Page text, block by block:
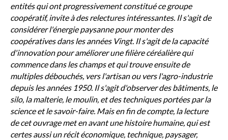
entités qui ont progressivement constitué ce groupe
coopératif, invite à des relectures intéressantes. Il s'agit de
considérer l'énergie paysanne pour monter des
coopératives dans les années Vingt. Il s'agit de la capacité
d'innovation pour améliorer une filière céréalière qui
commence dans les champs et qui trouve ensuite de
multiples débouchés, vers l'artisan ou vers l'agro-industrie
depuis les années 1950. Il s'agit d'observer des bâtiments, le
silo, la malterie, le moulin, et des techniques portées par la
science et le savoir-faire. Mais en fin de compte, la lecture
de cet ouvrage met en avant une histoire humaine, qui est
certes aussi un récit économique, technique, paysager,